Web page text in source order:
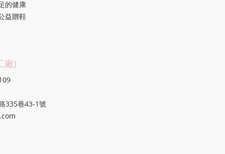
的健康
益贈鞋
廠)
335巷43-1號